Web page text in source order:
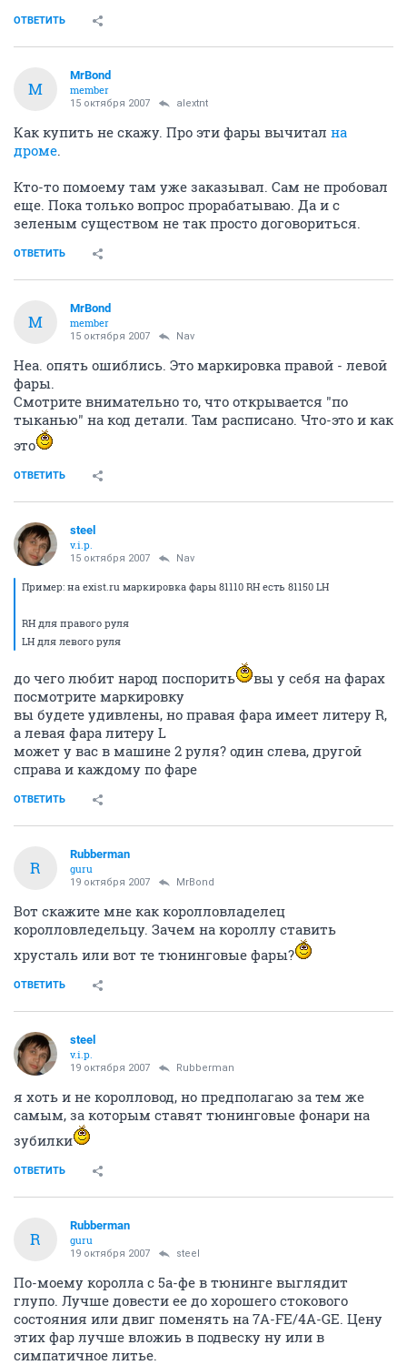
ОТВЕТИТЬ
M
MrBond
member
15 октября 2007 alextnt
Как купить не скажу. Про эти фары вычитал на
дроме.
Кто-то помоему там уже заказывал. Сам не пробовал
еще. Пока только вопрос прорабатываю. Да и с
зеленым существом не так просто договориться.
ОТВЕТИТЬ
M
MrBond
member
15 октября 2007 Nav
Неа. опять ошиблись. Это маркировка правой - левой
фары.
Смотрите внимательно то, что открывается "по
тыканью" на код детали. Там расписано. Что-это и как
это
ОТВЕТИТЬ
steel
v.i.p.
15 октября 2007 Nav
Пример: на exist.ru маркировка фары 81110 RH есть 81150 LH
RH для правого руля
LH для левого руля
до чего любит народ поспорить
вы у себя на фарах
посмотрите маркировку
вы будете удивлены, но правая фара имеет литеру R,
а левая фара литеру L
может у вас в машине 2 руля? один слева, другой
справа и каждому по фаре
ОТВЕТИТЬ
R
Rubberman
guru
19 октября 2007 MrBond
Вот скажите мне как королловладелец
королловледельцу. Зачем на короллу ставить
хрусталь или вот те тюнинговые фары?
ОТВЕТИТЬ
steel
v.i.p.
19 октября 2007 Rubberman
я хоть и не королловод, но предполагаю за тем же
самым, за которым ставят тюнинговые фонари на
зубилки
ОТВЕТИТЬ
R
Rubberman
guru
19 октября 2007 steel
По-моему королла с 5а-фе в тюнинге выглядит
глупо. Лучше довести ее до хорошего стокового
состояния или двиг поменять на 7A-FE/4A-GE. Цену
этих фар лучше вложиь в подвеску ну или в
симпатичное литье.